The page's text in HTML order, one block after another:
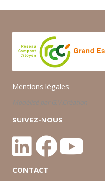
Mentions légales
Modélisé par G.V.Création
SUIVEZ-NOUS
CONTACT